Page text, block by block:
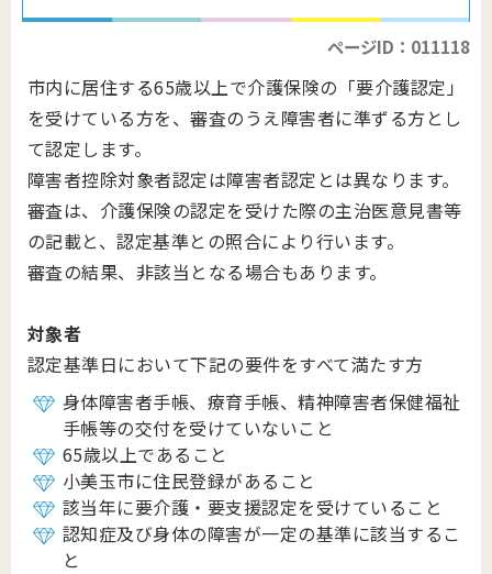
ページID：011118
市内に居住する65歳以上で介護保険の「要介護認定」
を受けている方を、審査のうえ障害者に準ずる方とし
て認定します。
障害者控除対象者認定は障害者認定とは異なります。
審査は、介護保険の認定を受けた際の主治医意見書等
の記載と、認定基準との照合により行います。
審査の結果、非該当となる場合もあります。
対象者
認定基準日において下記の要件をすべて満たす方
身体障害者手帳、療育手帳、精神障害者保健福祉
手帳等の交付を受けていないこと
65歳以上であること
小美玉市に住民登録があること
該当年に要介護・要支援認定を受けていること
認知症及び身体の障害が一定の基準に該当するこ
と